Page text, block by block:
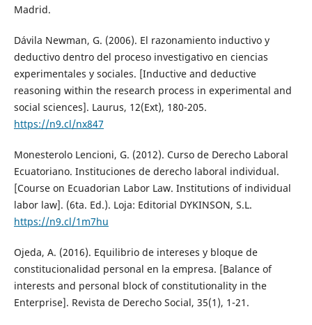
Madrid.
Dávila Newman, G. (2006). El razonamiento inductivo y
deductivo dentro del proceso investigativo en ciencias
experimentales y sociales. [Inductive and deductive
reasoning within the research process in experimental and
social sciences]. Laurus, 12(Ext), 180-205.
https://n9.cl/nx847
Monesterolo Lencioni, G. (2012). Curso de Derecho Laboral
Ecuatoriano. Instituciones de derecho laboral individual.
[Course on Ecuadorian Labor Law. Institutions of individual
labor law]. (6ta. Ed.). Loja: Editorial DYKINSON, S.L.
https://n9.cl/1m7hu
Ojeda, A. (2016). Equilibrio de intereses y bloque de
constitucionalidad personal en la empresa. [Balance of
interests and personal block of constitutionality in the
Enterprise]. Revista de Derecho Social, 35(1), 1-21.